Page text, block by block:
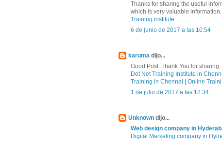
Thanks for sharing the useful
which is very valuable information.
Training institute
6 de junio de 2017 a las 10:54
karuma dijo...
Good Post..Thank You for sharing..
Dot Net Training Institute in
Training in Chennai
Online
1 de julio de 2017 a las 12:34
Unknown dijo...
Web design company in
Digital Marketing company in